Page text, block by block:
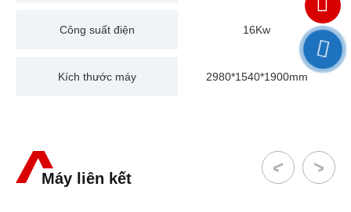
Công suất điện 16Kw
Kích thước máy 2980*1540*1900mm
Máy liên kết